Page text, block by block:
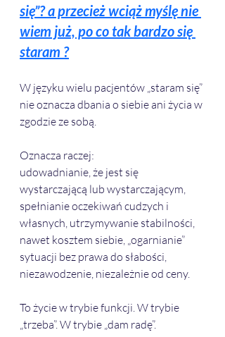
się”? a przecież wciąż myślę nie
wiem już, po co tak bardzo się
staram ?
W języku wielu pacjentów „staram się”
nie oznacza dbania o siebie ani życia w
zgodzie ze sobą.
Oznacza raczej:
udowadnianie, że jest się
wystarczającą lub wystarczającym,
spełnianie oczekiwań cudzych i
własnych, utrzymywanie stabilności,
nawet kosztem siebie, „ogarnianie”
sytuacji bez prawa do słabości,
niezawodzenie, niezależnie od ceny.
To życie w trybie funkcji. W trybie
„trzeba”. W trybie „dam radę”.